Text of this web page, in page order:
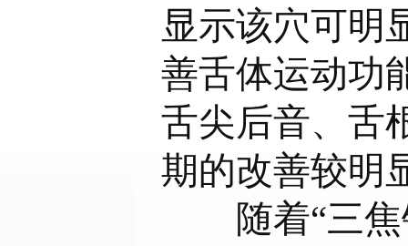
显示该穴可明
善舌体运动功
舌尖后音、舌
期的改善较明
随着“三焦